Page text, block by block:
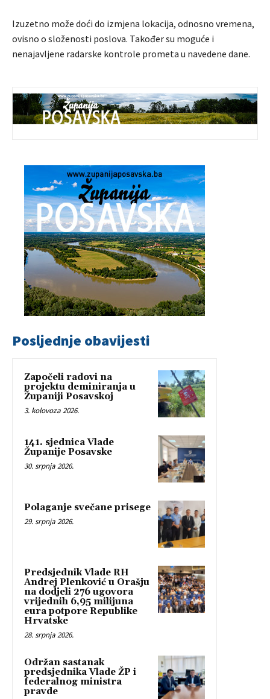
Izuzetno može doći do izmjena lokacija, odnosno vremena,
ovisno o složenosti poslova. Također su moguće i
nenajavljene radarske kontrole prometa u navedene dane.
Posljednje obavijesti
Započeli radovi na
projektu deminiranja u
Županiji Posavskoj
3. kolovoza 2026.
141. sjednica Vlade
Županije Posavske
30. srpnja 2026.
Polaganje svečane prisege
29. srpnja 2026.
Predsjednik Vlade RH
Andrej Plenković u Orašju
na dodjeli 276 ugovora
vrijednih 6,95 milijuna
eura potpore Republike
Hrvatske
28. srpnja 2026.
Održan sastanak
predsjednika Vlade ŽP i
federalnog ministra
pravde